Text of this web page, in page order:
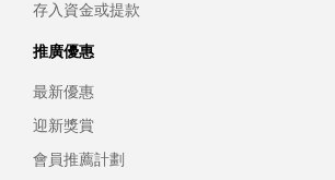
存入資金或提款
推廣優惠
最新優惠
迎新獎賞
會員推薦計劃